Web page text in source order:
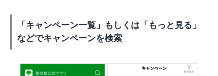
「キャンペーン一覧」もしくは「もっと見る」
などでキャンペーンを検索